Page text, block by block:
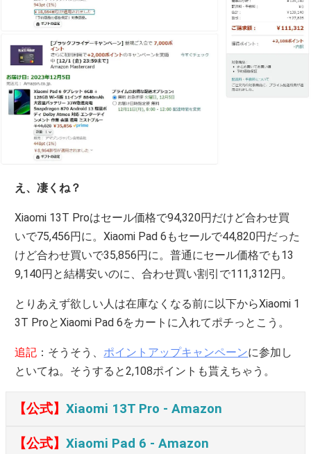
え、凄くね？
Xiaomi 13T Proはセール価格で94,320円だけど合わせ買
いで75,456円に。Xiaomi Pad 6もセールで44,820円だった
けど合わせ買いで35,856円に。普通にセール価格でも13
9,140円と結構安いのに、合わせ買い割引で111,312円。
とりあえず欲しい人は在庫なくなる前に以下からXiaomi 1
3T ProとXiaomi Pad 6をカートに入れてポチっとこう。
追記 ：そうそう、ポイントアップキャンペーンに参加し
といてね。そうすると2,108ポイントも貰えちゃう。
【公式】 Xiaomi 13T Pro ‐ Amazon
【公式】 Xiaomi Pad 6 ‐ Amazon